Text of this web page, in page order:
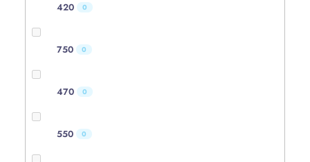
420 0
750 0
470 0
550 0